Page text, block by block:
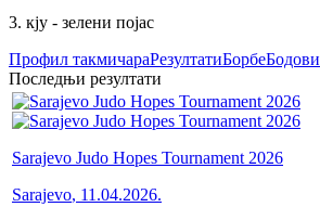
3. кју - зелени појас
Профил такмичараРезултатиБорбеБодови
Последњи резултати
Sarajevo Judo Hopes Tournament 2026
Sarajevo, 11.04.2026.